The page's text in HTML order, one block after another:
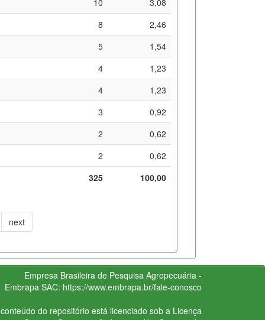
8
2,46
5
1,54
4
1,23
4
1,23
3
0,92
2
0,62
2
0,62
325
100,00
next
Empresa Brasileira de Pesquisa Agropecuária -
Embrapa SAC: https://www.embrapa.br/fale-conosco
do repositório está licenciado sob a Licença